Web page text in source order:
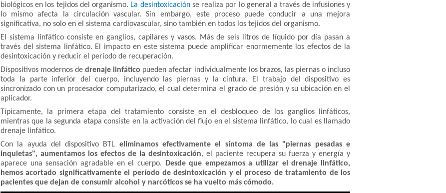
biológicos en los tejidos del organismo. La desintoxicaciónse realiza por lo general a través de infusiones y
lo mismo afecta la circulación vascular. Sin embargo, este proceso puede conducir a una mejora
significativa, no solo en el sistema cardiovascular, sino también en todos los tejidos del organismo.
El sistema linfático consiste en ganglios, capilares y vasos. Más de seis litros de líquido por día pasan a
través del sistema linfático. El impacto en este sistema puede amplificar enormemente los efectos de la
desintoxicación y reducir el período de recuperación.
Dispositivos modernos dedrenaje linfático pueden afectar individualmente los brazos, las piernas o incluso
toda la parte inferior del cuerpo, incluyendo las piernas y la cintura. El trabajo del dispositivo es
sincronizado con un procesador computarizado, el cual determina el grado de presión y su ubicación en el
aplicador.
Típicamente, la primera etapa del tratamiento consiste en el desbloqueo de los ganglios linfáticos,
mientras que la segunda etapa consiste en la activación del flujo en el sistema linfático, lo cual es llamado
drenaje linfático.
Con la ayuda del dispositivo BTL eliminamos efectivamente el síntoma de las "piernas pesadas e
inquietas", aumentamos los efectos de la desintoxicación, el paciente recupera su fuerza y energía y
aparece una sensación agradable en el cuerpo. Desde que empezamos a utilizar el drenaje linfático,
hemos acortado significativamente el período de desintoxicación y el proceso de tratamiento de los
pacientes que dejan de consumir alcohol y narcóticos se ha vuelto más cómodo.